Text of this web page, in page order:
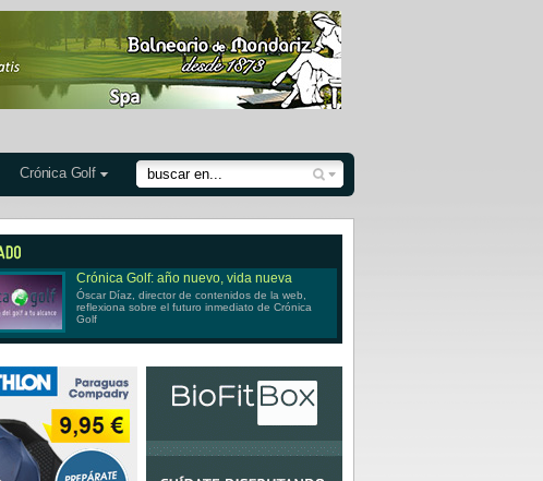
Crónica Golf
Crónica Golf: año nuevo, vida nueva
Óscar Díaz, director de contenidos de la web,
reflexiona sobre el futuro inmediato de Crónica
Golf